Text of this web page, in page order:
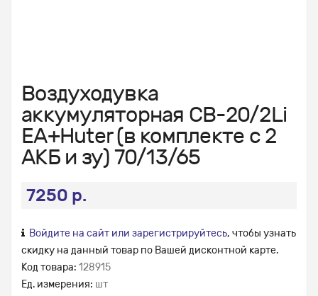
Воздуходувка
аккумуляторная СВ-20/2Li
EA+Huter (в комплекте с 2
АКБ и зу) 70/13/65
7250 р.
Войдите на сайт или зарегистрируйтесь, чтобы узнать
скидку на данный товар по Вашей дисконтной карте.
Код товара: 128915
Ед. измерения: шт